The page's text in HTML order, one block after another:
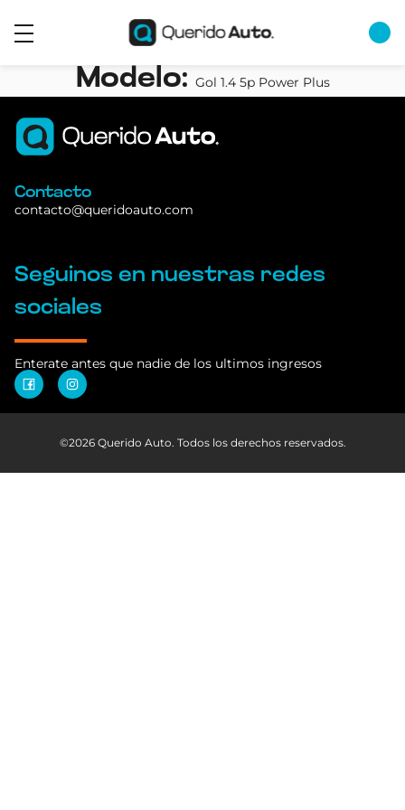
Modelo: Gol 1.4 5p Power Plus
Contacto
contacto@queridoauto.com
Seguinos en nuestras redes
sociales
Enterate antes que nadie de los ultimos ingresos
©2026 Querido Auto. Todos los derechos reservados.